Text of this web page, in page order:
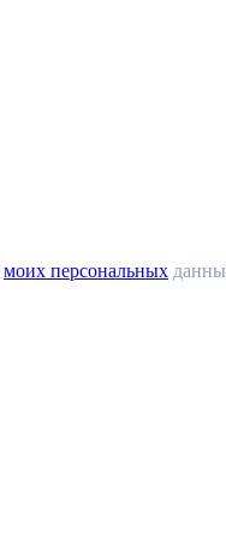
моих персональных